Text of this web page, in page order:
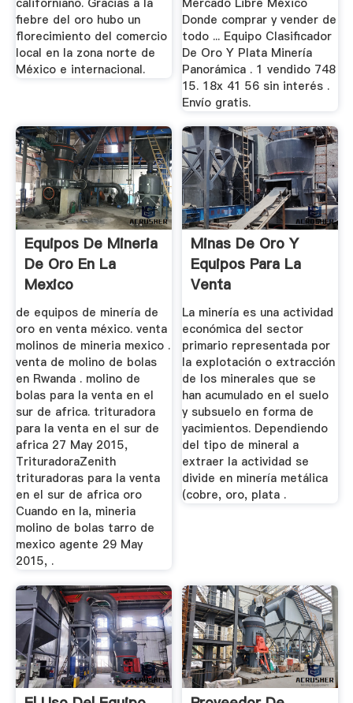
fiebre del oro hubo un
florecimiento del comercio
local en la zona norte de
México e internacional.
Donde comprar y vender de
todo ... Equipo Clasificador
De Oro Y Plata Minería
Panorámica . 1 vendido 748
15. 18x 41 56 sin interés .
Envío gratis.
Equipos De Mineria
De Oro En La
Mexico
de equipos de minería de
oro en venta méxico. venta
molinos de mineria mexico .
venta de molino de bolas
en Rwanda . molino de
bolas para la venta en el
sur de africa. trituradora
para la venta en el sur de
africa 27 May 2015,
TrituradoraZenith
trituradoras para la venta
en el sur de africa oro
Cuando en la, mineria
molino de bolas tarro de
mexico agente 29 May
2015, .
Minas De Oro Y
Equipos Para La
Venta
La minería es una actividad
económica del sector
primario representada por
la explotación o extracción
de los minerales que se
han acumulado en el suelo
y subsuelo en forma de
yacimientos. Dependiendo
del tipo de mineral a
extraer la actividad se
divide en minería metálica
(cobre, oro, plata .